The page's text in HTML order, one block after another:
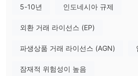
071/BBJ/05/04)로부터 소매 외환 라이센
거래 상품
통화 및 지수에 대한 양자간 (SPA) 계약과
5-10년 인도네시아 규제
외환 거래 라이선스 (EP)
파생상품 거래 라이선스 (AGN)
잠재적 위험성이 높음